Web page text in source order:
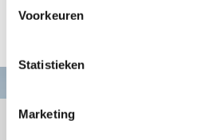
Voorkeuren
Statistieken
Marketing
Hoogte: 14 cm